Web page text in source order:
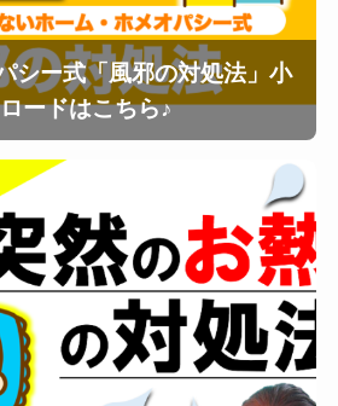
シー式「風邪の対処法」小
ードはこちら♪